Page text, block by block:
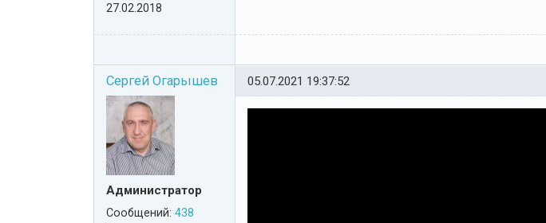
27.02.2018
Сергей Огарышев
Администратор
Сообщений: 438
05.07.2021 19:37:52